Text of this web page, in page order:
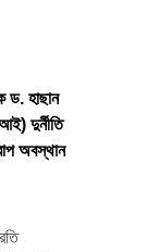
ড. হাছান
দুর্নীতি
অবস্থান